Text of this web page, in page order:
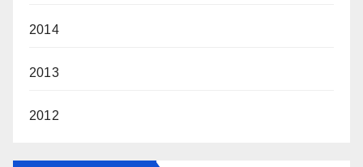
2014
2013
2012